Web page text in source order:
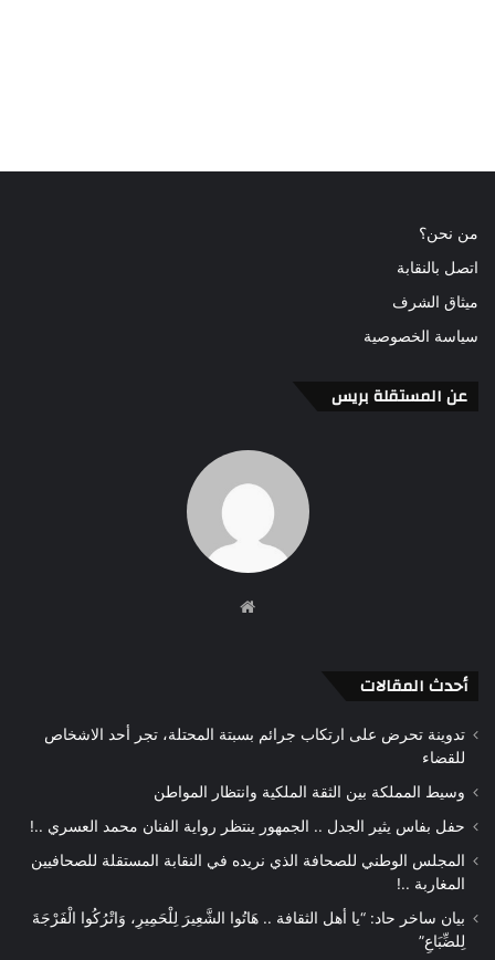
من نحن؟
اتصل بالنقابة
ميثاق الشرف
سياسة الخصوصية
عن المستقلة بريس
أحدث المقالات
تدوينة تحرض على ارتكاب جرائم بسبتة المحتلة، تجر أحد الاشخاص
للقضاء
وسيط المملكة بين الثقة الملكية وانتظار المواطن
حفل بفاس يثير الجدل .. الجمهور ينتظر رواية الفنان محمد العسري ..!
المجلس الوطني للصحافة الذي نريده في النقابة المستقلة للصحافيين
المغاربة ..!
بيان ساخر حاد: “يا أهل الثقافة .. هَاتُوا الشَّعِيرَ لِلْحَمِيرِ، وَاتْرُكُوا الْفَرْجَةَ
لِلضِّبَاعِ”